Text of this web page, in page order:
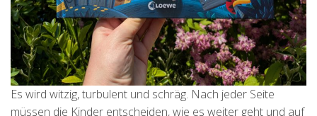
Es wird witzig, turbulent und schräg. Nach jeder Seite
müssen die Kinder entscheiden, wie es weiter geht und auf